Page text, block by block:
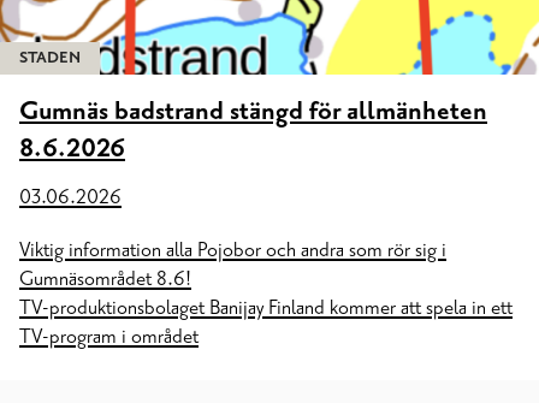
STADEN
Gumnäs badstrand stängd för allmänheten
8.6.2026
03.06.2026
Viktig information alla Pojobor och andra som rör sig i
Gumnäsområdet 8.6!
TV-produktionsbolaget Banijay Finland kommer att spela in ett
TV-program i området